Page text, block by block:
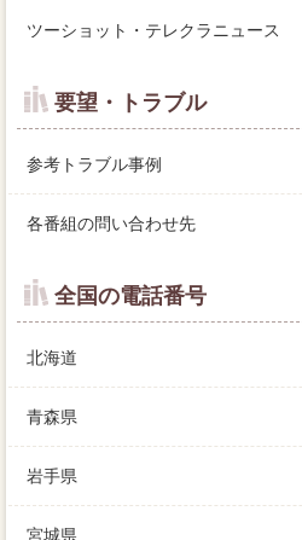
ツーショット・テレクラニュース
要望・トラブル
参考トラブル事例
各番組の問い合わせ先
全国の電話番号
北海道
青森県
岩手県
宮城県